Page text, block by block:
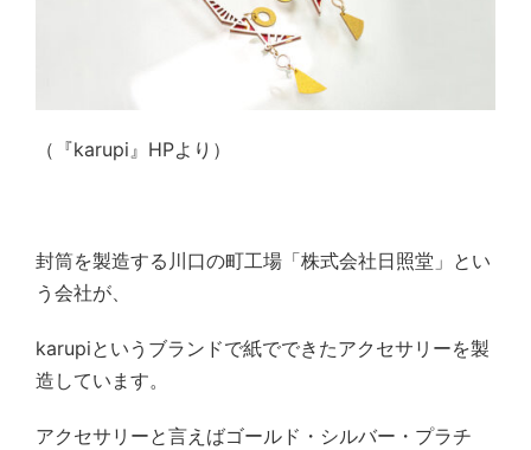
（『karupi』HPより）
封筒を製造する川口の町工場「株式会社日照堂」とい
う会社が、
karupiというブランドで紙でできたアクセサリーを製
造しています。
アクセサリーと言えばゴールド・シルバー・プラチ